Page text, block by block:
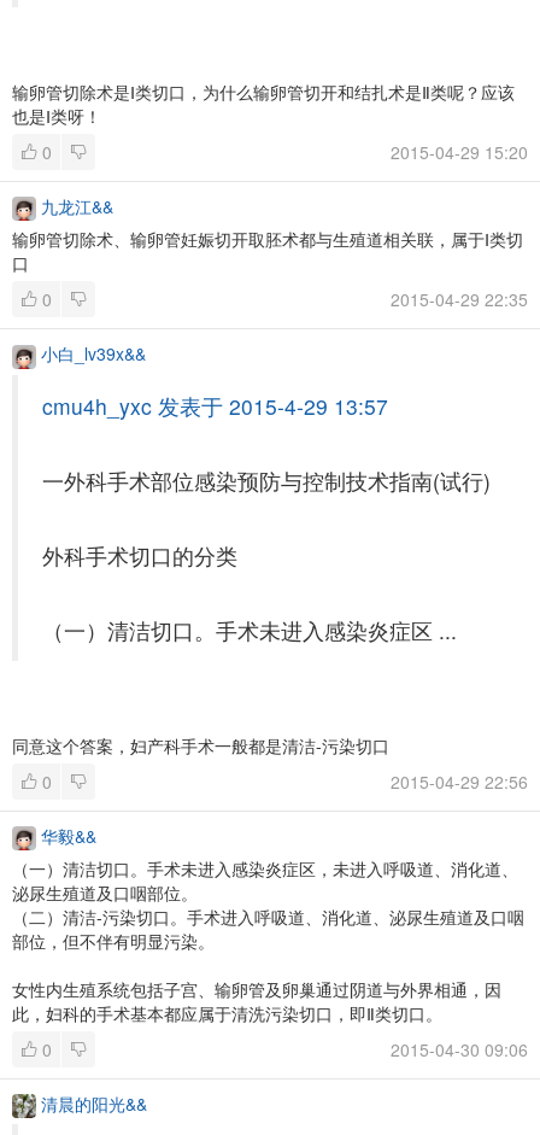
输卵管切除术是Ⅰ类切口，为什么输卵管切开和结扎术是Ⅱ类呢？应该
也是Ⅰ类呀！
0
2015-04-29 15:20
九龙江&&
输卵管切除术、输卵管妊娠切开取胚术都与生殖道相关联，属于Ⅰ类切
口
0
2015-04-29 22:35
小白_lv39x&&
cmu4h_yxc 发表于 2015-4-29 13:57
一外科手术部位感染预防与控制技术指南(试行)
外科手术切口的分类
（一）清洁切口。手术未进入感染炎症区 ...
同意这个答案，妇产科手术一般都是清洁-污染切口
0
2015-04-29 22:56
华毅&&
（一）清洁切口。手术未进入感染炎症区，未进入呼吸道、消化道、
泌尿生殖道及口咽部位。
（二）清洁-污染切口。手术进入呼吸道、消化道、泌尿生殖道及口咽
部位，但不伴有明显污染。
女性内生殖系统包括子宫、输卵管及卵巢通过阴道与外界相通，因
此，妇科的手术基本都应属于清洗污染切口，即Ⅱ类切口。
0
2015-04-30 09:06
清晨的阳光&&